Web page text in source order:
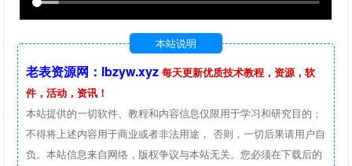
本站说明
老表资源网：lbzyw.xyz 每天更新优质技术教程，资源，软
件，活动，资讯！
本站提供的一切软件、教程和内容信息仅限用于学习和研究目的；
不得将上述内容用于商业或者非法用途， 否则，一切后果请用户自
负。本站信息来自网络，版权争议与本站无关。您必须在下载后的